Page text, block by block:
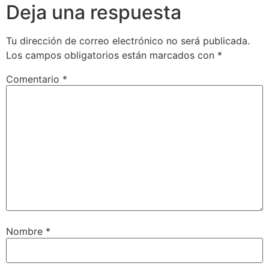
Deja una respuesta
Tu dirección de correo electrónico no será publicada.
Los campos obligatorios están marcados con *
Comentario *
Nombre *